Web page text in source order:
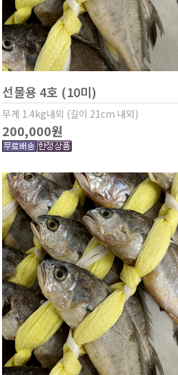
선물용 4호 (10미)
무게 1.4kg내외 (길이 21cm 내외)
200,000원